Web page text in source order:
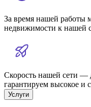
За время нашей работы
недвижимости к нашей
Скорость нашей сети —
гарантируем высокое и
Услуги